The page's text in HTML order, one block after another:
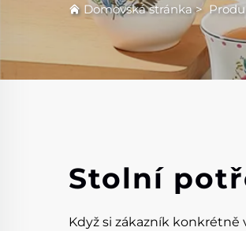
Domovská stránka>
Stolní
Když si zákazník konkrétně